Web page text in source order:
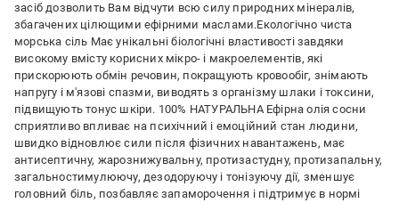
засіб дозволить Вам відчути всю силу природних мінералів,
збагачених цілющими ефірними маслами.Екологічно чиста
морська сіль Має унікальні біологічні властивості завдяки
високому вмісту корисних мікро- і макроелементів, які
прискорюють обмін речовин, покращують кровообіг, знімають
напругу і м'язові спазми, виводять з організму шлаки і токсини,
підвищують тонус шкіри. 100% НАТУРАЛЬНА Ефірна олія сосни
сприятливо впливає на психічний і емоційний стан людини,
швидко відновлює сили після фізичних навантажень, має
антисептичну, жарознижувальну, протизастудну, протизапальну,
загальностимулюючу, дезодоруючу і тонізуючу дії, зменшує
головний біль, позбавляє запаморочення і підтримує в нормі